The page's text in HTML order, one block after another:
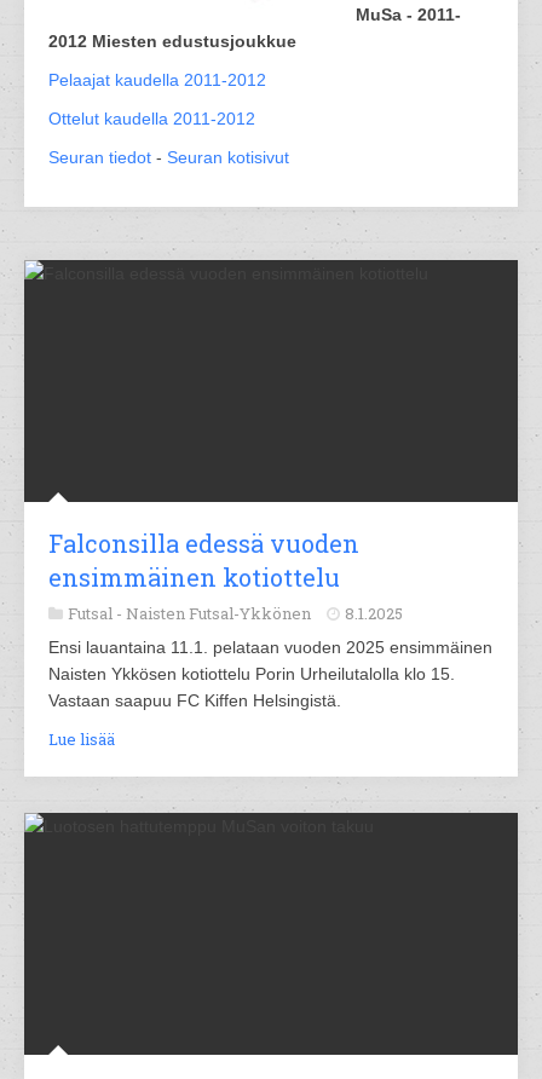
MuSa - 2011-
2012 Miesten edustusjoukkue
Pelaajat kaudella 2011-2012
Ottelut kaudella 2011-2012
Seuran tiedot - Seuran kotisivut
Falconsilla edessä vuoden
ensimmäinen kotiottelu
Futsal - Naisten Futsal-Ykkönen 8.1.2025
Ensi lauantaina 11.1. pelataan vuoden 2025 ensimmäinen
Naisten Ykkösen kotiottelu Porin Urheilutalolla klo 15.
Vastaan saapuu FC Kiffen Helsingistä.
Lue lisää